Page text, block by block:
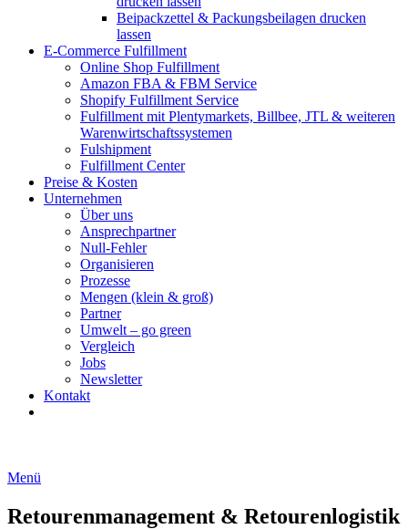
Beipackzettel & Packungsbeilagen drucken
lassen
E-Commerce Fulfillment
Online Shop Fulfillment
Amazon FBA & FBM Service
Shopify Fulfillment Service
Fulfillment mit Plentymarkets, Billbee, JTL & weiteren
Warenwirtschaftssystemen
Fulshipment
Fulfillment Center
Preise & Kosten
Unternehmen
Über uns
Ansprechpartner
Null-Fehler
Organisieren
Prozesse
Mengen (klein & groß)
Partner
Umwelt – go green
Vergleich
Jobs
Newsletter
Kontakt
Menü
Retourenmanagement & Retourenlogistik